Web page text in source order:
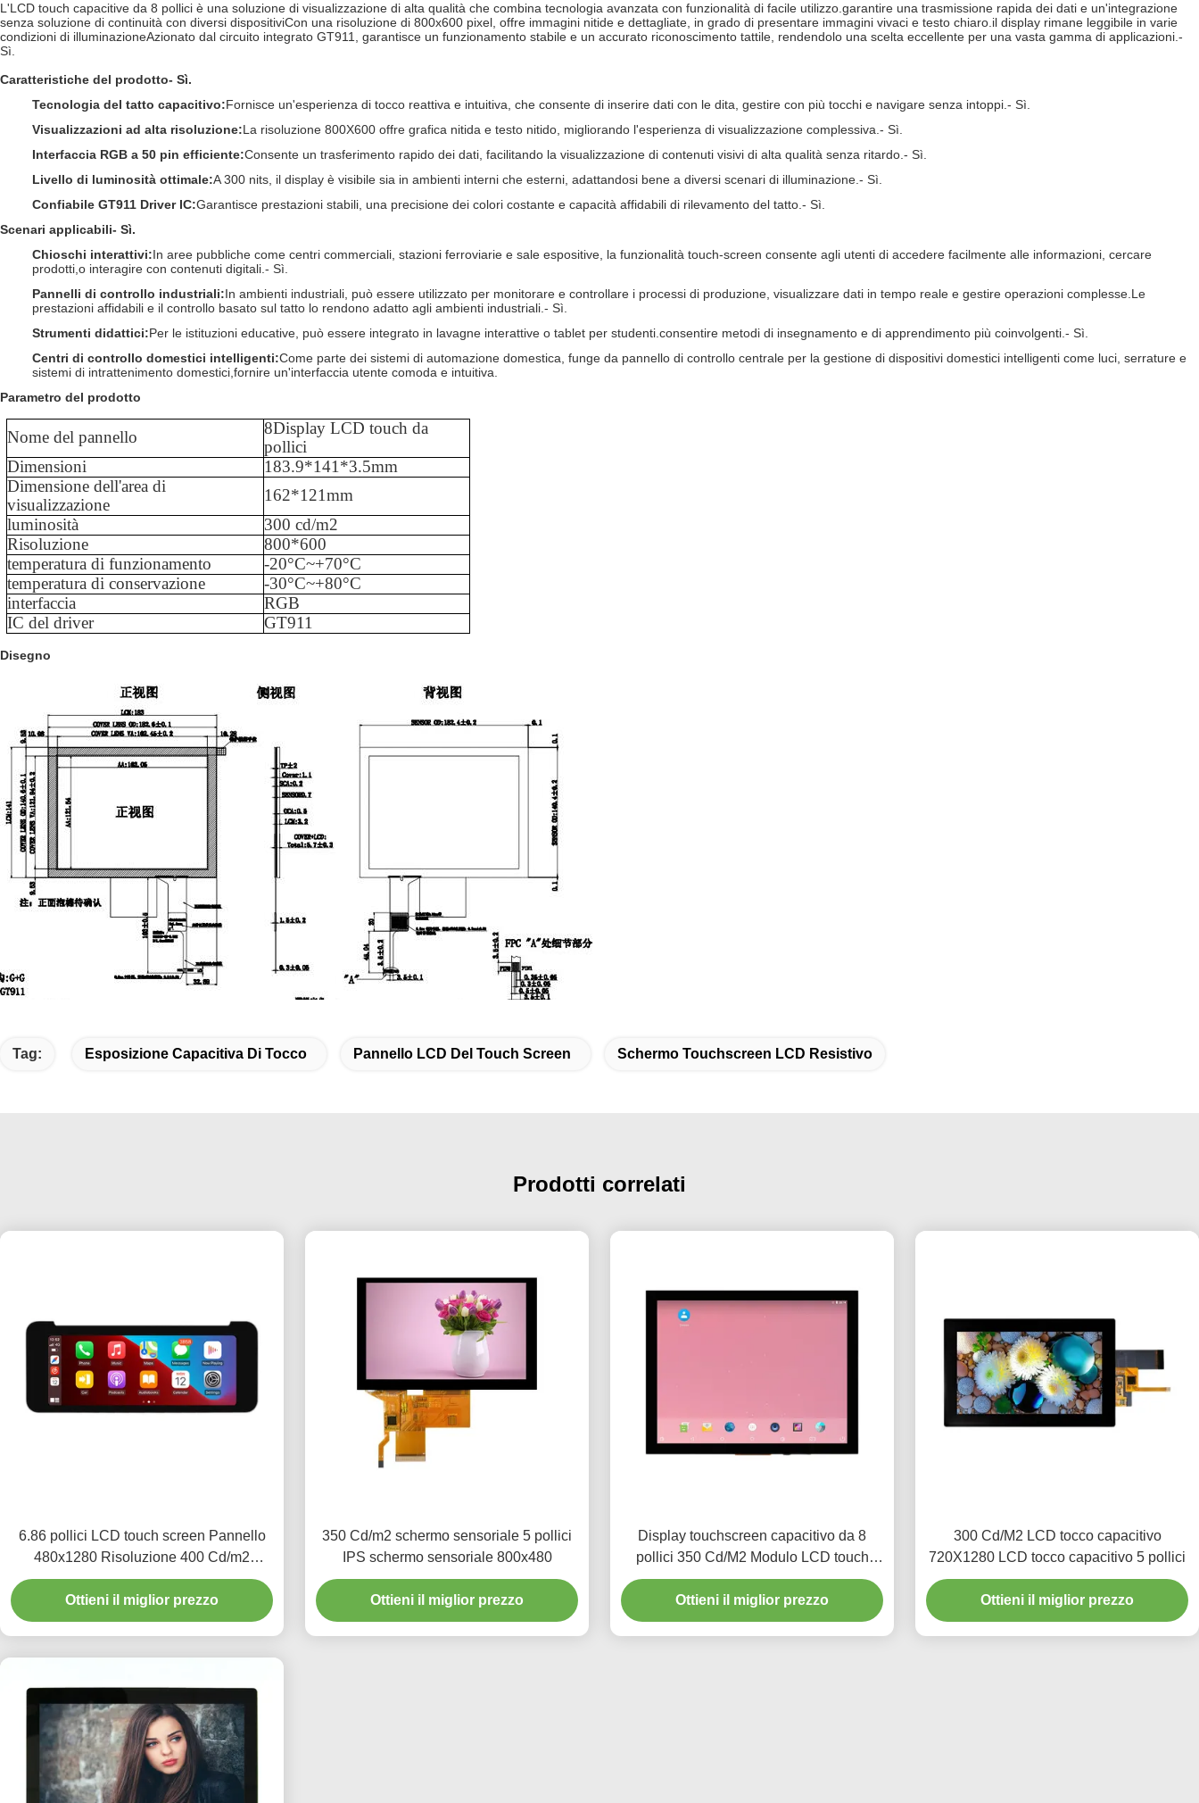
L'LCD touch capacitive da 8 pollici è una soluzione di visualizzazione di alta qualità che combina tecnologia avanzata con funzionalità di facile utilizzo.garantire una trasmissione rapida dei dati e un'integrazione
senza soluzione di continuità con diversi dispositiviCon una risoluzione di 800x600 pixel, offre immagini nitide e dettagliate, in grado di presentare immagini vivaci e testo chiaro.il display rimane leggibile in varie
condizioni di illuminazioneAzionato dal circuito integrato GT911, garantisce un funzionamento stabile e un accurato riconoscimento tattile, rendendolo una scelta eccellente per una vasta gamma di applicazioni. -
Sì.
Caratteristiche del prodotto- Sì.
Tecnologia del tatto capacitivo:Fornisce un'esperienza di tocco reattiva e intuitiva, che consente di inserire dati con le dita, gestire con più tocchi e navigare senza intoppi. - Sì.
Visualizzazioni ad alta risoluzione:La risoluzione 800X600 offre grafica nitida e testo nitido, migliorando l'esperienza di visualizzazione complessiva. - Sì.
Interfaccia RGB a 50 pin efficiente:Consente un trasferimento rapido dei dati, facilitando la visualizzazione di contenuti visivi di alta qualità senza ritardo. - Sì.
Livello di luminosità ottimale:A 300 nits, il display è visibile sia in ambienti interni che esterni, adattandosi bene a diversi scenari di illuminazione. - Sì.
Confiabile GT911 Driver IC:Garantisce prestazioni stabili, una precisione dei colori costante e capacità affidabili di rilevamento del tatto. - Sì.
Scenari applicabili- Sì.
Chioschi interattivi:In aree pubbliche come centri commerciali, stazioni ferroviarie e sale espositive, la funzionalità touch-screen consente agli utenti di accedere facilmente alle informazioni, cercare
prodotti,o interagire con contenuti digitali. - Sì.
Pannelli di controllo industriali:In ambienti industriali, può essere utilizzato per monitorare e controllare i processi di produzione, visualizzare dati in tempo reale e gestire operazioni complesse.Le
prestazioni affidabili e il controllo basato sul tatto lo rendono adatto agli ambienti industriali. - Sì.
Strumenti didattici:Per le istituzioni educative, può essere integrato in lavagne interattive o tablet per studenti.consentire metodi di insegnamento e di apprendimento più coinvolgenti. - Sì.
Centri di controllo domestici intelligenti:Come parte dei sistemi di automazione domestica, funge da pannello di controllo centrale per la gestione di dispositivi domestici intelligenti come luci, serrature e
sistemi di intrattenimento domestici,fornire un'interfaccia utente comoda e intuitiva.
Parametro del prodotto
Nome del pannello 8Display LCD touch da
pollici
Dimensioni
183.9*141 *3.5mm
Dimensione dell'area di
visualizzazione
162*121mm
luminosità
300 cd/m2
Risoluzione
800*600
temperatura di funzionamento
-20°C~+70°C
temperatura di conservazione
-30°C~+80°C
interfaccia
RGB
IC del driver
GT911
Disegno
Tag: Esposizione Capacitiva Di Tocco Pannello LCD Del Touch Screen Schermo Touchscreen LCD Resistivo
Prodotti correlati
6.86 pollici LCD touch screen Pannello
480x1280 Risoluzione 400 Cd/m2
Capacitive touch screen Con interfaccia
MIPI
Ottieni il miglior prezzo
350 Cd/m2 schermo sensoriale 5 pollici
IPS schermo sensoriale 800x480
Ottieni il miglior prezzo
Display touchscreen capacitivo da 8
pollici 350 Cd/M2 Modulo LCD touch
capacitivo 1024X768
Ottieni il miglior prezzo
300 Cd/M2 LCD tocco capacitivo
720X1280 LCD tocco capacitivo 5 pollici
Ottieni il miglior prezzo